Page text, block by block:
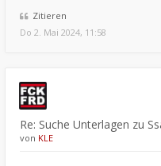
Zitieren
Do 2. Mai 2024, 11:58
Re: Suche Unterlagen zu
von KLE